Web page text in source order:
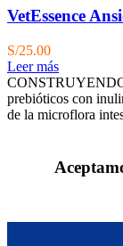
VetEssence
S/25.00
Leer más
prebióticos con
de la microflora